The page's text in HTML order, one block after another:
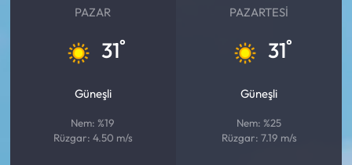
PAZAR
31°
Güneşli
Nem: %19
Rüzgar: 4.50 m/s
PAZARTESI
31°
Güneşli
Nem: %25
Rüzgar: 7.19 m/s